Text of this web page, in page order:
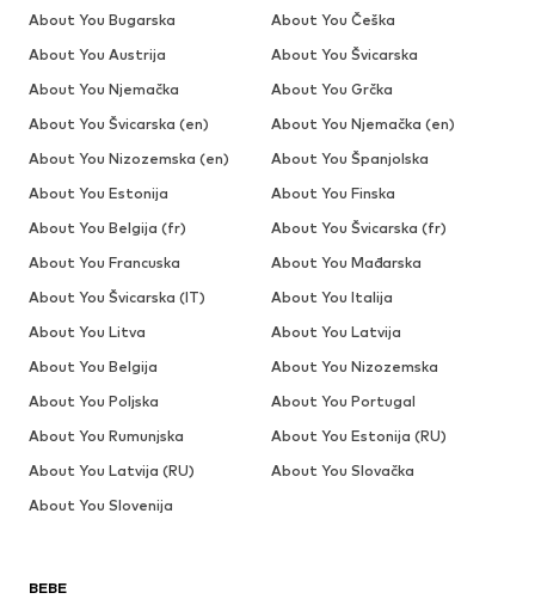
BEBE
About You Bugarska
About You Češka
About You Austrija
About You Švicarska
About You Njemačka
About You Grčka
About You Švicarska (en)
About You Njemačka (en)
About You Nizozemska (en)
About You Španjolska
About You Estonija
About You Finska
About You Belgija (fr)
About You Švicarska (fr)
About You Francuska
About You Mađarska
About You Švicarska (IT)
About You Italija
About You Litva
About You Latvija
About You Belgija
About You Nizozemska
About You Poljska
About You Portugal
About You Rumunjska
About You Estonija (RU)
About You Latvija (RU)
About You Slovačka
About You Slovenija